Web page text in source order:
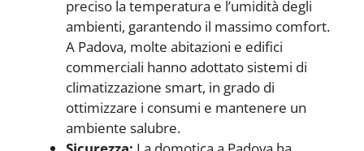
preciso la temperatura e l’umidità degli
ambienti, garantendo il massimo comfort.
A Padova, molte abitazioni e edifici
commerciali hanno adottato sistemi di
climatizzazione smart, in grado di
ottimizzare i consumi e mantenere un
ambiente salubre.